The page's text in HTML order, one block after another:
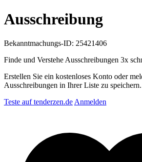
Ausschreibung
Bekanntmachungs-ID: 25421406
Finde und Verstehe Ausschreibungen 3x
Erstellen Sie ein kostenloses Konto oder
Ausschreibungen in Ihrer Liste zu speichern.
Teste auf tenderzen.de Anmelden